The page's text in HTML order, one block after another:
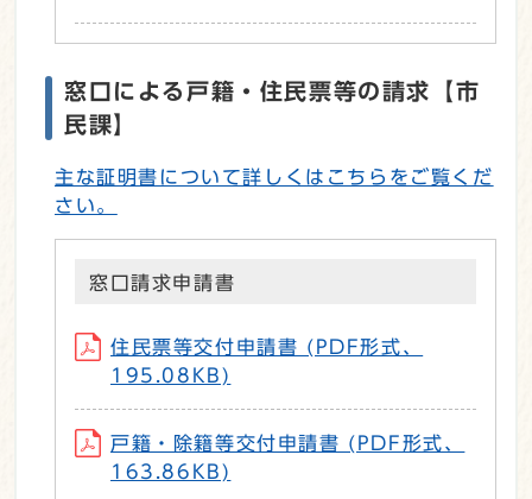
窓口による戸籍・住民票等の請求【市
民課】
主な証明書について詳しくはこちらをご覧くだ
さい。
窓口請求申請書
住民票等交付申請書 (PDF形式、
195.08KB)
戸籍・除籍等交付申請書 (PDF形式、
163.86KB)